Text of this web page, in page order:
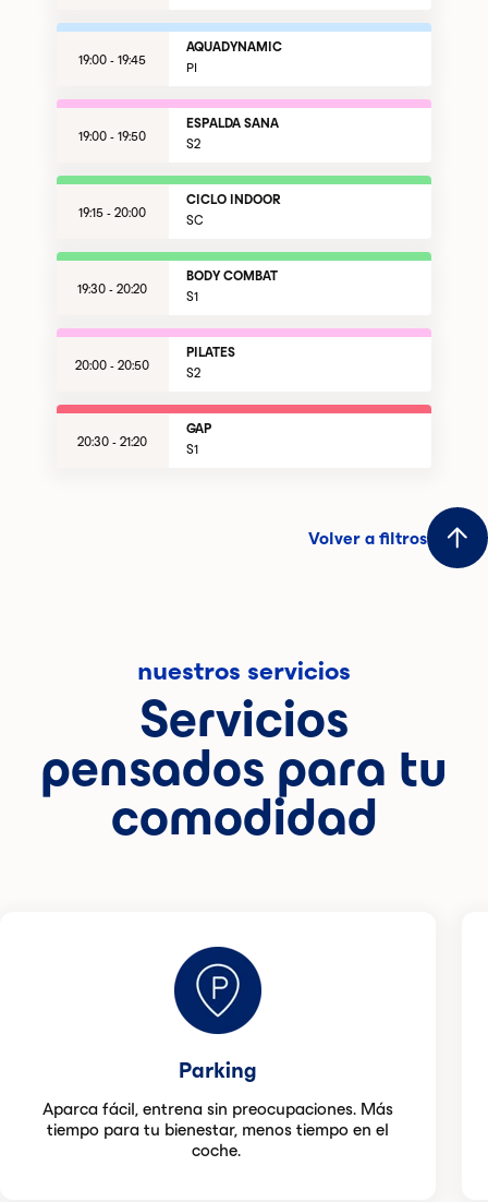
19:00 - 19:45
AQUADYNAMIC
PI
19:00 - 19:50
ESPALDA SANA
S2
19:15 - 20:00
CICLO INDOOR
SC
19:30 - 20:20
BODY COMBAT
S1
20:00 - 20:50
PILATES
S2
20:30 - 21:20
GAP
S1
Volver a filtros
nuestros servicios
Servicios
pensados para tu
comodidad
Parking
Aparca fácil, entrena sin preocupaciones. Más
tiempo para tu bienestar, menos tiempo en el
coche.